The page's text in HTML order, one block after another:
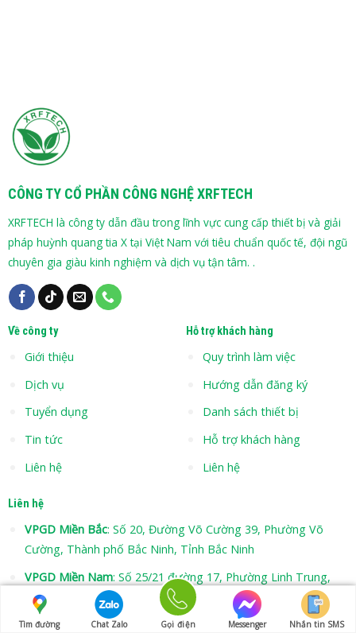
CÔNG TY CỔ PHẦN CÔNG NGHỆ XRFTECH
XRFTECH là công ty dẫn đầu trong lĩnh vực cung cấp thiết bị và giải
pháp huỳnh quang tia X tại Việt Nam với tiêu chuẩn quốc tế, đội ngũ
chuyên gia giàu kinh nghiệm và dịch vụ tận tâm. .
Về công ty
Giới thiệu
Dịch vụ
Tuyển dụng
Tin tức
Liên hệ
Hỗ trợ khách hàng
Quy trình làm việc
Hướng dẫn đăng ký
Danh sách thiết bị
Hỗ trợ khách hàng
Liên hệ
Liên hệ
VPGD Miền Bắc: Số 20, Đường Võ Cường 39, Phường Võ
Cường, Thành phố Bắc Ninh, Tỉnh Bắc Ninh
VPGD Miền Nam: Số 25/21 đường 17, Phường Linh Trung,
TP. Thủ Đức, Hồ Chí Minh
Hotline
0968.907.399
Tìm đường Chat Zalo Gọi điện Messenger Nhắn tin SMS